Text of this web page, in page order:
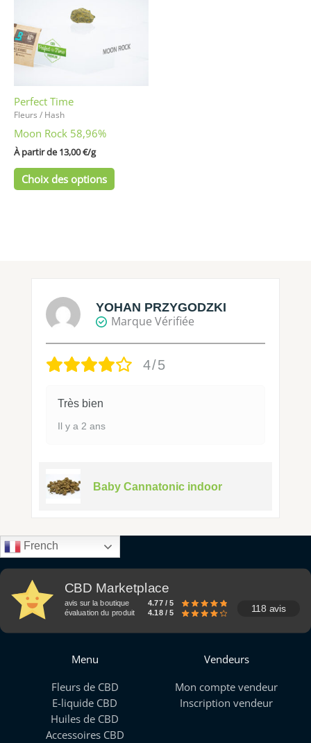
Perfect Time
Fleurs / Hash
Moon Rock 58,96%
À partir de 13,00€/g
Choix des options
options
du
YOHAN PRZYGODZKI
Marque Vérifiée
4/5
Très bien
Il y a 2 ans
Baby Cannatonic indoor
French
CBD Marketplace
avis sur la boutique
4.77 / 5
évaluation du produit
4.18 / 5 118 avis
Menu
Fleurs de CBD
E-liquide CBD
Huiles de CBD
Accessoires CBD
Vendeurs
Mon compte vendeur
Inscription vendeur